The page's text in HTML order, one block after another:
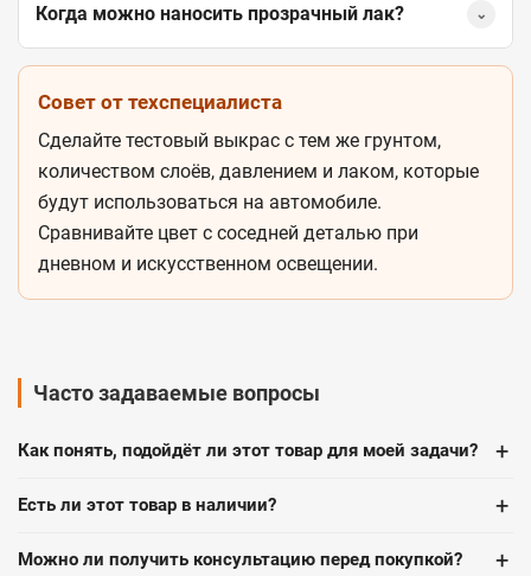
Когда можно наносить прозрачный лак? ⌄
Совет от техспециалиста
Сделайте тестовый выкрас с тем же грунтом,
количеством слоёв, давлением и лаком, которые
будут использоваться на автомобиле.
Сравнивайте цвет с соседней деталью при
дневном и искусственном освещении.
Часто задаваемые вопросы
Как понять, подойдёт ли этот товар для моей задачи? +
Есть ли этот товар в наличии? +
Можно ли получить консультацию перед покупкой? +